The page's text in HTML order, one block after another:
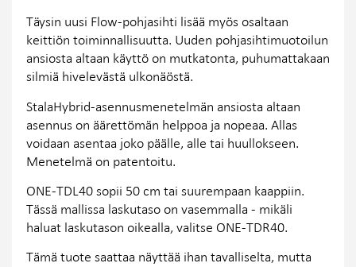
Täysin uusi Flow-pohjasihti lisää myös osaltaan
keittiön toiminnallisuutta. Uuden pohjasihtimuotoilun
ansiosta altaan käyttö on mutkatonta, puhumattakaan
silmiä hivelevästä ulkonäöstä.
StalaHybrid-asennusmenetelmän ansiosta altaan
asennus on äärettömän helppoa ja nopeaa. Allas
voidaan asentaa joko päälle, alle tai huullokseen.
Menetelmä on patentoitu.
ONE-TDL40 sopii 50 cm tai suurempaan kaappiin.
Tässä mallissa laskutaso on vasemmalla - mikäli
haluat laskutason oikealla, valitse ONE-TDR40.
Tämä tuote saattaa näyttää ihan tavalliselta, mutta